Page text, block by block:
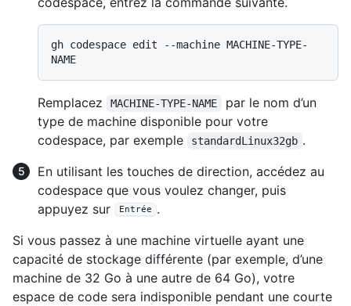
gh codespace edit --machine MACHINE-TYPE-
Remplacez MACHINE-TYPE-NAME
par le nom d’un
type de machine disponible pour votre
codespace, par exemple
standardLinux32gb .
En utilisant les touches de direction, accédez au
codespace que vous voulez changer, puis
appuyez sur
Entrée
.
Si vous passez à une machine virtuelle ayant une
capacité de stockage différente (par exemple, d’une
machine de 32 Go à une autre de 64 Go), votre
espace de code sera indisponible pendant une courte